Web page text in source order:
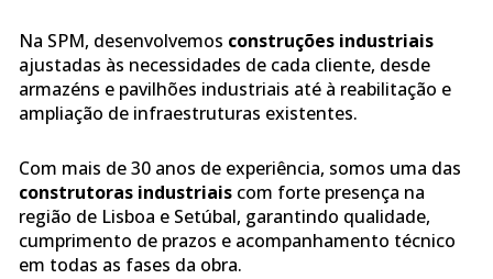
Na SPM, desenvolvemos construções industriais
ajustadas às necessidades de cada cliente, desde
armazéns e pavilhões industriais até à reabilitação e
ampliação de infraestruturas existentes.
Com mais de 30 anos de experiência, somos uma das
construtoras industriais com forte presença na
região de Lisboa e Setúbal, garantindo qualidade,
cumprimento de prazos e acompanhamento técnico
em todas as fases da obra.